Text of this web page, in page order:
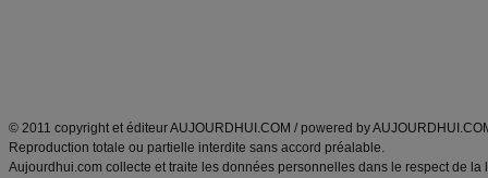
© 2011 copyright et éditeur AUJOURDHUI.COM / powered by
Reproduction totale ou partielle interdite sans accord préalable.
Aujourdhui.com collecte et traite les données personnelles dans le respect de